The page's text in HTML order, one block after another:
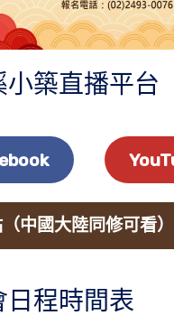
小築直播平台
中國大陸同修可看）
日程時間表